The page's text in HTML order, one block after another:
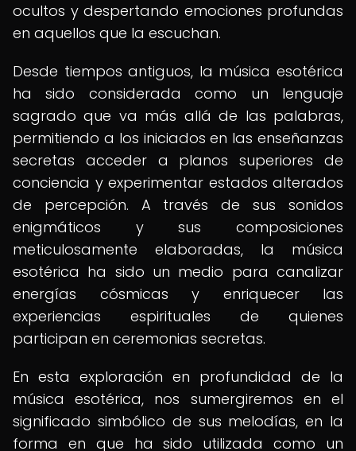
ocultos y despertando emociones profundas
en aquellos que la escuchan.
Desde tiempos antiguos, la música esotérica
ha sido considerada como un lenguaje
sagrado que va más allá de las palabras,
permitiendo a los iniciados en las enseñanzas
secretas acceder a planos superiores de
conciencia y experimentar estados alterados
de percepción. A través de sus sonidos
enigmáticos y sus composiciones
meticulosamente elaboradas, la música
esotérica ha sido un medio para canalizar
energías cósmicas y enriquecer las
experiencias espirituales de quienes
participan en ceremonias secretas.
En esta exploración en profundidad de la
música esotérica, nos sumergiremos en el
significado simbólico de sus melodías, en la
forma en que ha sido utilizada como un